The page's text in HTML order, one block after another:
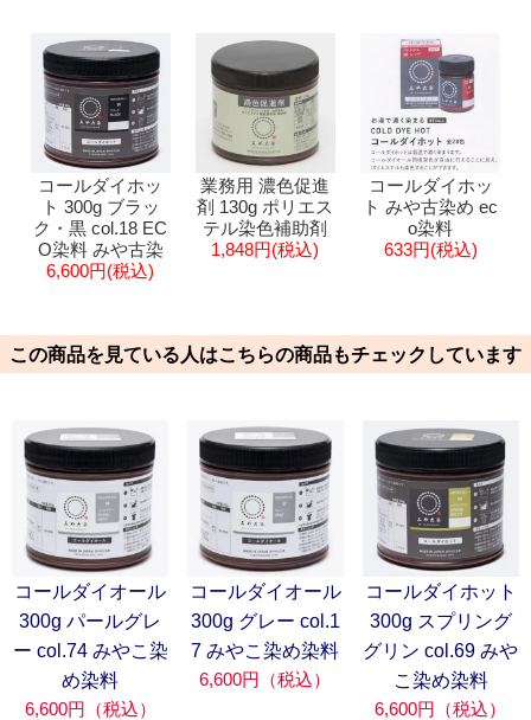
コールダイホッ
ト 300g ブラッ
ク・黒 col.18 EC
O染料 みや古染
6,600円(税込)
業務用 濃色促進
剤 130g ポリエス
テル染色補助剤
1,848円(税込)
コールダイホッ
ト みや古染め ec
o染料
633円(税込)
この商品を見ている人はこちらの商品もチェックしています
コールダイオール
300g パールグレ
ー col.74 みやこ染
め染料
6,600円（税込）
コールダイオール
300g グレー col.1
7 みやこ染め染料
6,600円（税込）
コールダイホット
300g スプリング
グリン col.69 みや
こ染め染料
6,600円（税込）